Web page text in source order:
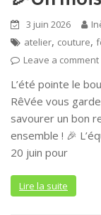
3 juin 2026
atelier, couture,
Leave a comment
L’été pointe le
RêVée vous
savourer un bon
ensemble ! 🎉
20 juin pour
Lire la suite